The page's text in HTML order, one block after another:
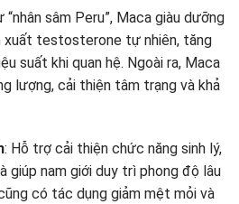
“nhân sâm Peru”, Maca giàu dưỡng
xuất testosterone tự nhiên, tăng
suất khi quan hệ. Ngoài ra, Maca
lượng, cải thiện tâm trạng và khả
: Hỗ trợ cải thiện chức năng sinh lý,
giúp nam giới duy trì phong độ lâu
có tác dụng giảm mệt mỏi và